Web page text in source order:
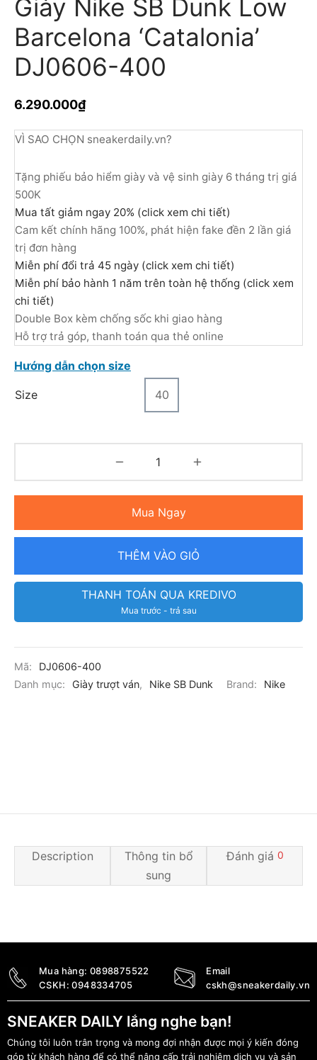
Giày Nike SB Dunk Low
Barcelona ‘Catalonia’
DJ0606-400
6.290.000₫
VÌ SAO CHỌN sneakerdaily.vn?
Tặng phiếu bảo hiểm giày và vệ sinh giày 6 tháng trị giá
500K
Mua tất giảm ngay 20% (click xem chi tiết)
Cam kết chính hãng 100%, phát hiện fake đền 2 lần giá
trị đơn hàng
Miễn phí đổi trả 45 ngày (click xem chi tiết)
Miễn phí bảo hành 1 năm trên toàn hệ thống (click xem
chi tiết)
Double Box kèm chống sốc khi giao hàng
Hỗ trợ trả góp, thanh toán qua thẻ online
Hướng dẫn chọn size
Size 40
Mua Ngay
THÊM VÀO GIỎ
THANH TOÁN QUA KREDIVO
Mua trước - trả sau
Mã:
DJ0606-400
Danh mục:
Giày trượt ván, Nike SB Dunk Brand: Nike
Description
Thông tin bổ
sung
Đánh giá 0
Mua hàng: 0898875522
CSKH:0948334705
Email
cskh@sneakerdaily.vn
SNEAKER DAILY lắng nghe bạn!
Chúng tôi luôn trân trọng và mong đợi nhận được mọi ý kiến đóng
góp từ khách hàng để có thể nâng cấp trải nghiệm dịch vụ và sản